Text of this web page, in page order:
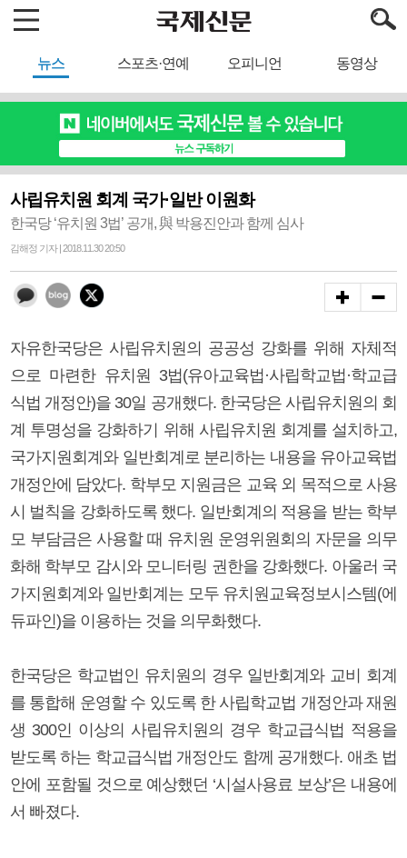
뉴스 스포츠·연예 오피니언 동영상
사립유치원 회계 국가·일반 이원화
한국당 ‘유치원 3법’ 공개, 與 박용진안과 함께 심사
김해정 기자 | 2018.11.30 20:50
자유한국당은 사립유치원의 공공성 강화를 위해 자체적
으로 마련한 유치원 3법(유아교육법·사립학교법·학교급
식법 개정안)을 30일 공개했다. 한국당은 사립유치원의 회
계 투명성을 강화하기 위해 사립유치원 회계를 설치하고,
국가지원회계와 일반회계로 분리하는 내용을 유아교육법
개정안에 담았다. 학부모 지원금은 교육 외 목적으로 사용
시 벌칙을 강화하도록 했다. 일반회계의 적용을 받는 학부
모 부담금은 사용할 때 유치원 운영위원회의 자문을 의무
화해 학부모 감시와 모니터링 권한을 강화했다. 아울러 국
가지원회계와 일반회계는 모두 유치원교육정보시스템(에
듀파인)을 이용하는 것을 의무화했다.
한국당은 학교법인 유치원의 경우 일반회계와 교비 회계
를 통합해 운영할 수 있도록 한 사립학교법 개정안과 재원
생 300인 이상의 사립유치원의 경우 학교급식법 적용을
받도록 하는 학교급식법 개정안도 함께 공개했다. 애초 법
안에 포함될 것으로 예상했던 ‘시설사용료 보상’은 내용에
서 빠졌다.